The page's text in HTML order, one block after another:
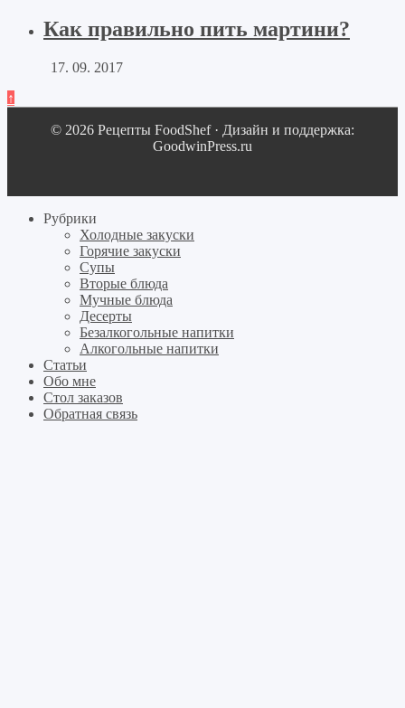
Как правильно пить мартини?
17. 09. 2017
↑
© 2026 Рецепты FoodShef · Дизайн и поддержка:
GoodwinPress.ru
Рубрики
Холодные закуски
Горячие закуски
Супы
Вторые блюда
Мучные блюда
Десерты
Безалкогольные напитки
Алкогольные напитки
Статьи
Обо мне
Стол заказов
Обратная связь